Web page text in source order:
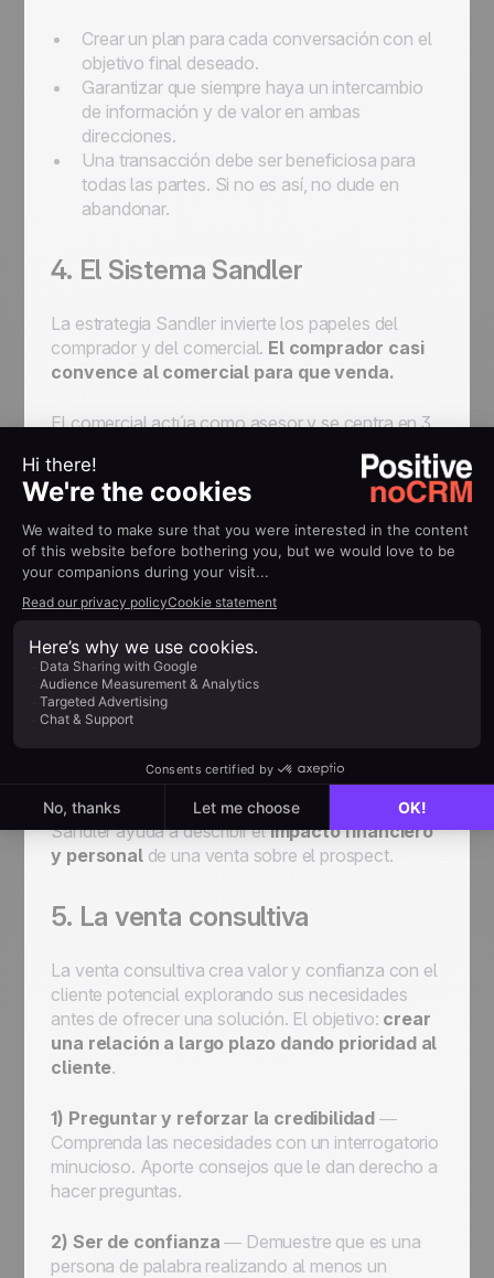
Crear un plan para cada conversación con el
objetivo final deseado.
Garantizar que siempre haya un intercambio
de información y de valor en ambas
direcciones.
Una transacción debe ser beneficiosa para
todas las partes. Si no es así, no dude en
abandonar.
4. El Sistema Sandler
La estrategia Sandler invierte los papeles del
comprador y del comercial. El comprador casi
convence al comercial para que venda.
El comercial actúa como asesor y se centra en 3
Técnica: explorar los detalles del problema
técnico y animar al comprador a explicarlo a
nivel comercial y personal.
Impacto financiero sobre la empresa
solución debe aportar valor real como ahorro
de tiempo y dinero.
Interés personal: situar los problemas en
un contexto personal. Un comprador que
pueda obtener algo personalmente de la
solución estará mucho más implicado.
Si el representante descubre que su oferta no
responde a las necesidades del prospect,
simplemente abandonará el proceso. La técnica
Sandler ayuda a describir elimpacto financiero
y personalde una venta sobre el prospect.
5. La venta consultiva
La venta consultiva crea valor y confianza con el
cliente potencial explorando sus necesidades
antes de ofrecer una solución. El objetivo: crear
una relación a largo plazo dando prioridad al
cliente.
1) Preguntar y reforzar la credibilidad —
Comprenda las necesidades con un interrogatorio
minucioso. Aporte consejos que le dan derecho a
hacer preguntas.
2) Ser de confianza — Demuestre que es una
persona de palabra realizando al menos un